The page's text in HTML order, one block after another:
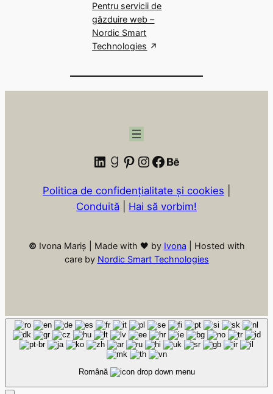
Pentru servicii de
găzduire web –
Nordic Smart
Technologies
LinkedIn
Goodreads
Pinterest
Instagram
Facebook
Behance
Politica de confidențialitate și cookies
Conduită
Hai să vorbim!
© Ivona Mariș | Made with 🖤 by Ivona | Hosted with
care by Nordic Smart Technologies
Română